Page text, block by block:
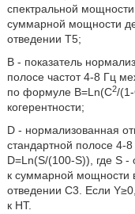
спектральной
суммарной мощности
отведении Т5;
В - показатель
полосе частот 4-8 Гц
по формуле В=Ln(C2/
когерентности;
D - нормализованная
стандартной полосе
D=Ln(S/(100-S)), где S
к суммарной мощности
отведении С3. Если
к НТ.